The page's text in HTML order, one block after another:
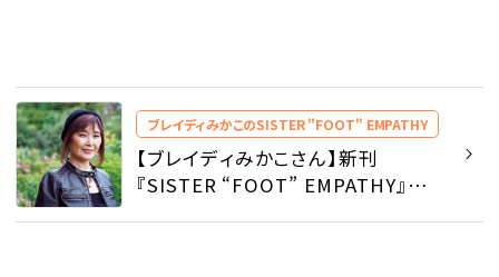
ブレイディみかこのSISTER "FOOT" EMPATHY
【ブレイディみかこさん】新刊
『SISTER “FOOT” EMPATHY』発